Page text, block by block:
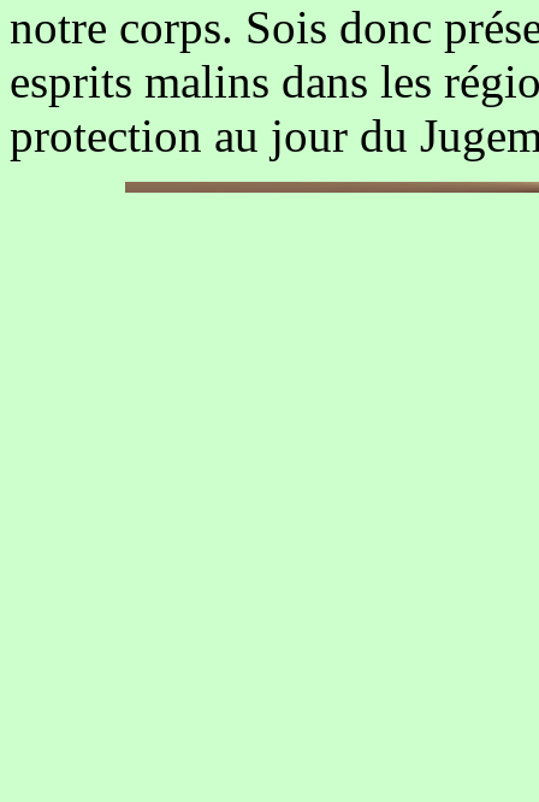
notre corps. Sois donc
esprits malins dans les
protection au jour du